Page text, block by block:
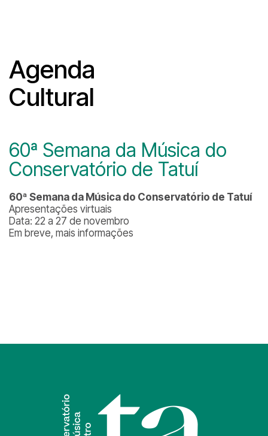
Agenda
Cultural
60ª Semana da Música do
Conservatório de Tatuí
60ª Semana da Música do Conservatório de Tatuí
Apresentações virtuais
Data: 22 a 27 de novembro
Em breve, mais informações